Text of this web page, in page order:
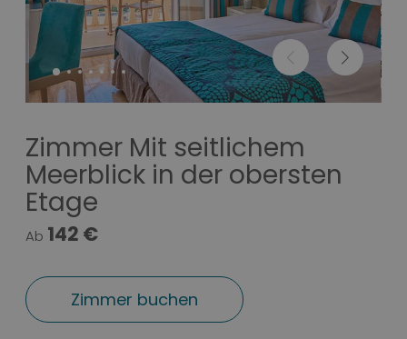
Zimmer Mit seitlichem
Meerblick in der obersten
Etage
Ab 142 €
Zimmer buchenZimmer Mit seitlichem Meerblick